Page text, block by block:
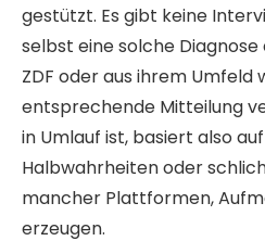
gestützt. Es gibt keine
selbst eine solche
ZDF oder aus ihrem Umfeld
entsprechende Mitteilung
in Umlauf ist, basiert also
Halbwahrheiten oder
mancher Plattformen,
erzeugen.